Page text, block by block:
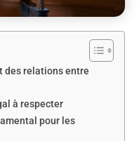
des relations entre
à respecter
pour les